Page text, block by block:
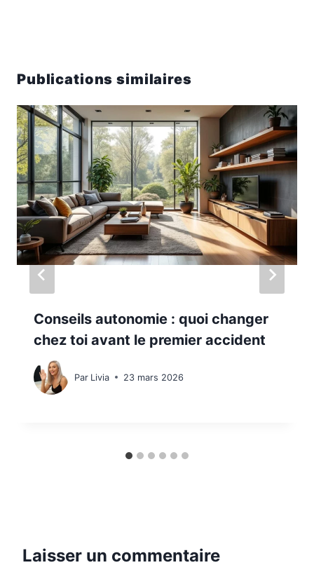
Publications similaires
Conseils autonomie : quoi changer
chez toi avant le premier accident
Par Livia 23 mars 2026
Laisser un commentaire